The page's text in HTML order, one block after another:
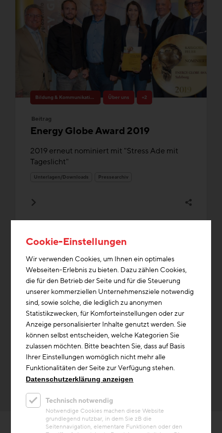
Bildung & Kommunikation Über uns +2
Beitrag
Energy Globe Award 2019
2019 erneut nominiert mit "Stress Ade mit
Tageslicht"
Unterlagen/Downloads Pressearchiv
Themen aus der Kategorie Über
uns, die aktuell gefragt sind
Heizung & Kühlung Speichermasse Bauwirtschaft
Unterlagen/Downloads Partner/Netzwerk Aus/Fortbildung
Heizung Experten Fachkräfte Pressearchiv
Cookie-Einstellungen
Wir verwenden Cookies, um Ihnen ein optimales
Webseiten-Erlebnis zu bieten. Dazu zählen Cookies,
die für den Betrieb der Seite und für die Steuerung
unserer kommerziellen Unternehmensziele notwendig
sind, sowie solche, die lediglich zu anonymen
Statistikzwecken, für Komforteinstellungen oder zur
Anzeige personalisierter Inhalte genutzt werden. Sie
können selbst entscheiden, welche Kategorien Sie
zulassen möchten. Bitte beachten Sie, dass auf Basis
Ihrer Einstellungen womöglich nicht mehr alle
Funktionalitäten der Seite zur Verfügung stehen.
Datenschutzerklärung anzeigen
Technisch notwendig
Notwendige Cookies machen diese Website
grundlegend nutzbar, in dem Sie zB die
Seitennavigation, elementare Funktionen oder den